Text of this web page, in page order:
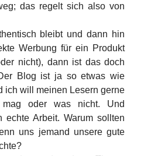
das regelt sich also von
bleibt und dann hin
Werbung für ein Produkt
nicht), dann ist das doch
Blog ist ja so etwas wie
ich will meinen Lesern gerne
oder was nicht. Und
echte Arbeit. Warum sollten
uns jemand unsere gute